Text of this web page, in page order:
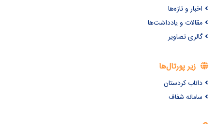
اخبار و تازه‌ها
مقالات و یادداشت‌ها
گالری تصاویر
زیر پورتال‌ها
داناب کردستان
سامانه شفاف